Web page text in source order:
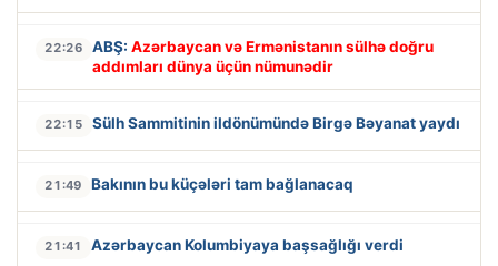
22:26 ABŞ: Azərbaycan və Ermənistanın sülhə doğru
addımları dünya üçün nümunədir
22:15 Sülh Sammitinin ildönümündə Birgə Bəyanat yaydı
21:49 Bakının bu küçələri tam bağlanacaq
21:41 Azərbaycan Kolumbiyaya başsağlığı verdi